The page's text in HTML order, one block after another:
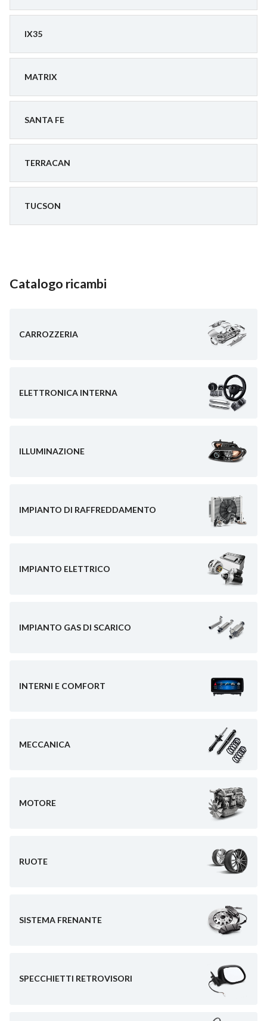
IX35
MATRIX
SANTA FE
TERRACAN
TUCSON
Catalogo ricambi
CARROZZERIA
ELETTRONICA INTERNA
ILLUMINAZIONE
IMPIANTO DI RAFFREDDAMENTO
IMPIANTO ELETTRICO
IMPIANTO GAS DI SCARICO
INTERNI E COMFORT
MECCANICA
MOTORE
RUOTE
SISTEMA FRENANTE
SPECCHIETTI RETROVISORI